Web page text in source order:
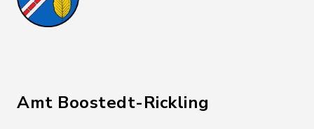
Amt Boostedt-Rickling